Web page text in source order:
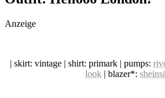
social topics
Anzeige
| skirt: vintage | shirt: primark | pumps:
look | blazer*: